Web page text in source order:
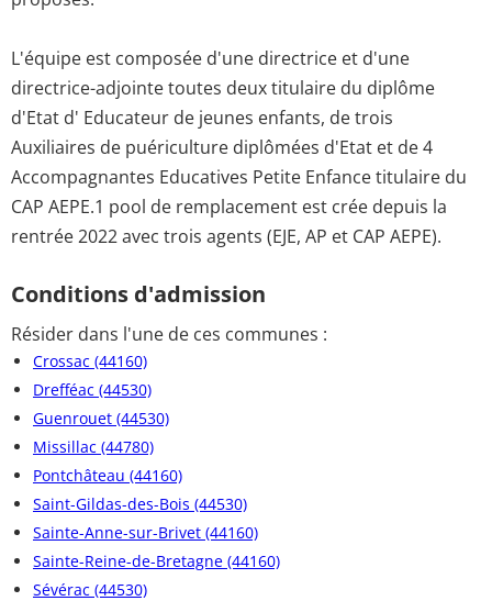
L'équipe est composée d'une directrice et d'une
directrice-adjointe toutes deux titulaire du diplôme
d'Etat d' Educateur de jeunes enfants, de trois
Auxiliaires de puériculture diplômées d'Etat et de 4
Accompagnantes Educatives Petite Enfance titulaire du
CAP AEPE.1 pool de remplacement est crée depuis la
rentrée 2022 avec trois agents (EJE, AP et CAP AEPE).
Conditions d'admission
Résider dans l'une de ces communes :
Crossac (44160)
Drefféac (44530)
Guenrouet (44530)
Missillac (44780)
Pontchâteau (44160)
Saint-Gildas-des-Bois (44530)
Sainte-Anne-sur-Brivet (44160)
Sainte-Reine-de-Bretagne (44160)
Sévérac (44530)